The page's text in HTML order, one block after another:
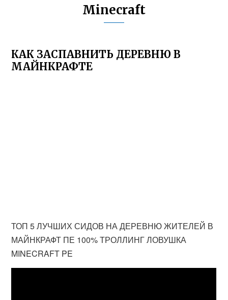
Minecraft
КАК ЗАСПАВНИТЬ ДЕРЕВНЮ В
МАЙНКРАФТЕ
ТОП 5 ЛУЧШИХ СИДОВ НА ДЕРЕВНЮ ЖИТЕЛЕЙ В
МАЙНКРАФТ ПЕ 100% ТРОЛЛИНГ ЛОВУШКА
MINECRAFT PE